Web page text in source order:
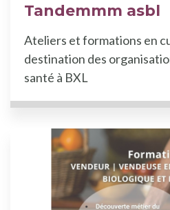
Tandemmm asbl
Ateliers et formations en
destination des
santé à BXL